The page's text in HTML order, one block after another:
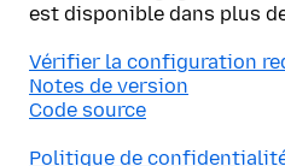
est disponible dans plus
Vérifier la configuration
Notes de version
Code source
Politique de